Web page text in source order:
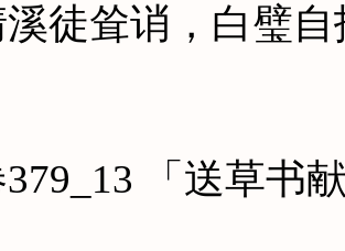
耸诮，白璧自
「送草书献